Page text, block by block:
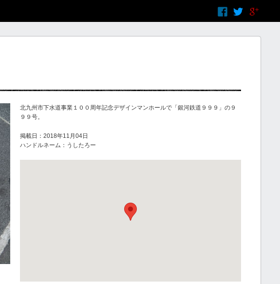
北九州市下水道事業１００周年記念デザインマンホールで「銀河鉄道９９９」の９
９９号。
掲載日：2018年11月04日
ハンドルネーム：うしたろー